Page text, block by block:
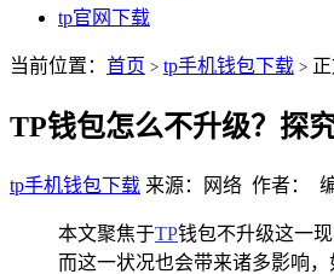
tp官网下载
当前位置： 首页 > tp手机钱包下载 >
TP钱包怎么不升级？探
tp手机钱包下载 来源：网络 作者：
本文聚焦于TP钱包不升级这一
而这一状况也会带来诸多影响